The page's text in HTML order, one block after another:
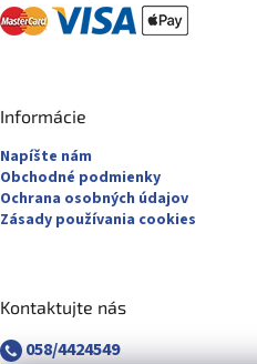
Informácie
Napíšte nám
Obchodné podmienky
Ochrana osobných údajov
Zásady používania cookies
Kontaktujte nás
058/4424549